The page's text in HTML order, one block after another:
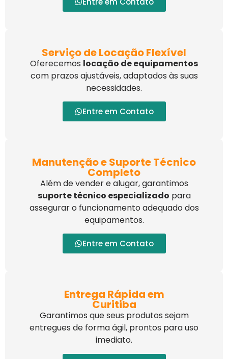
Serviço de Locação Flexível
Oferecemos locação de equipamentos
com prazos ajustáveis, adaptados às suas
necessidades.
Entre em Contato
Manutenção e Suporte Técnico
Completo
Além de vender e alugar, garantimos
suporte técnico especializado para
assegurar o funcionamento adequado dos
equipamentos.
Entre em Contato
Entrega Rápida em
Curitiba
Garantimos que seus produtos sejam
entregues de forma ágil, prontos para uso
imediato.